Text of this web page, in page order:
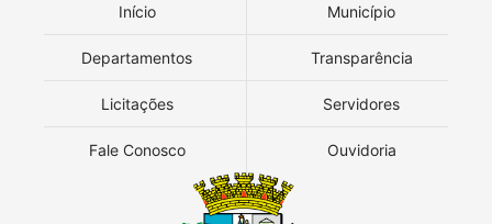
Início Município
Departamentos Transparência
Licitações Servidores
Fale Conosco Ouvidoria